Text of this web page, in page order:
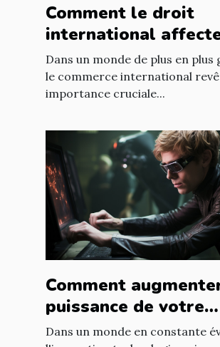
Comment le droit
international
accords
Dans un monde de plus en plus
le commerce international
importance cruciale...
Comment
puissance de votre
entreprise grâce
Dans un monde en constante